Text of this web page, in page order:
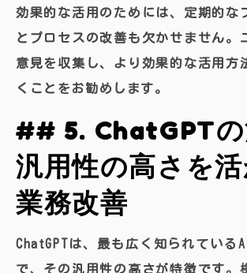
効果的な活用のためには、定期的な
とプロセスの改善も欠かせません。
意見を収集し、より効果的な活用方
くことをお勧めします。
## 5. ChatGPTの
汎用性の高さを
業務改善
ChatGPTは、最も広く知られている
で、その汎用性の高さが特徴です。